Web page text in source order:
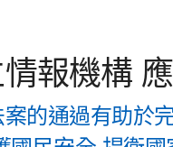
情報機構
的通過有助於